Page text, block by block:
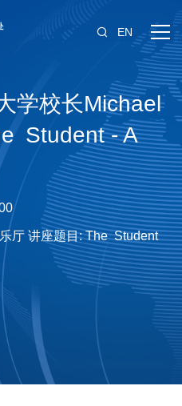
EN
学校长Michael
Student - A
厅 讲座题目: The Student